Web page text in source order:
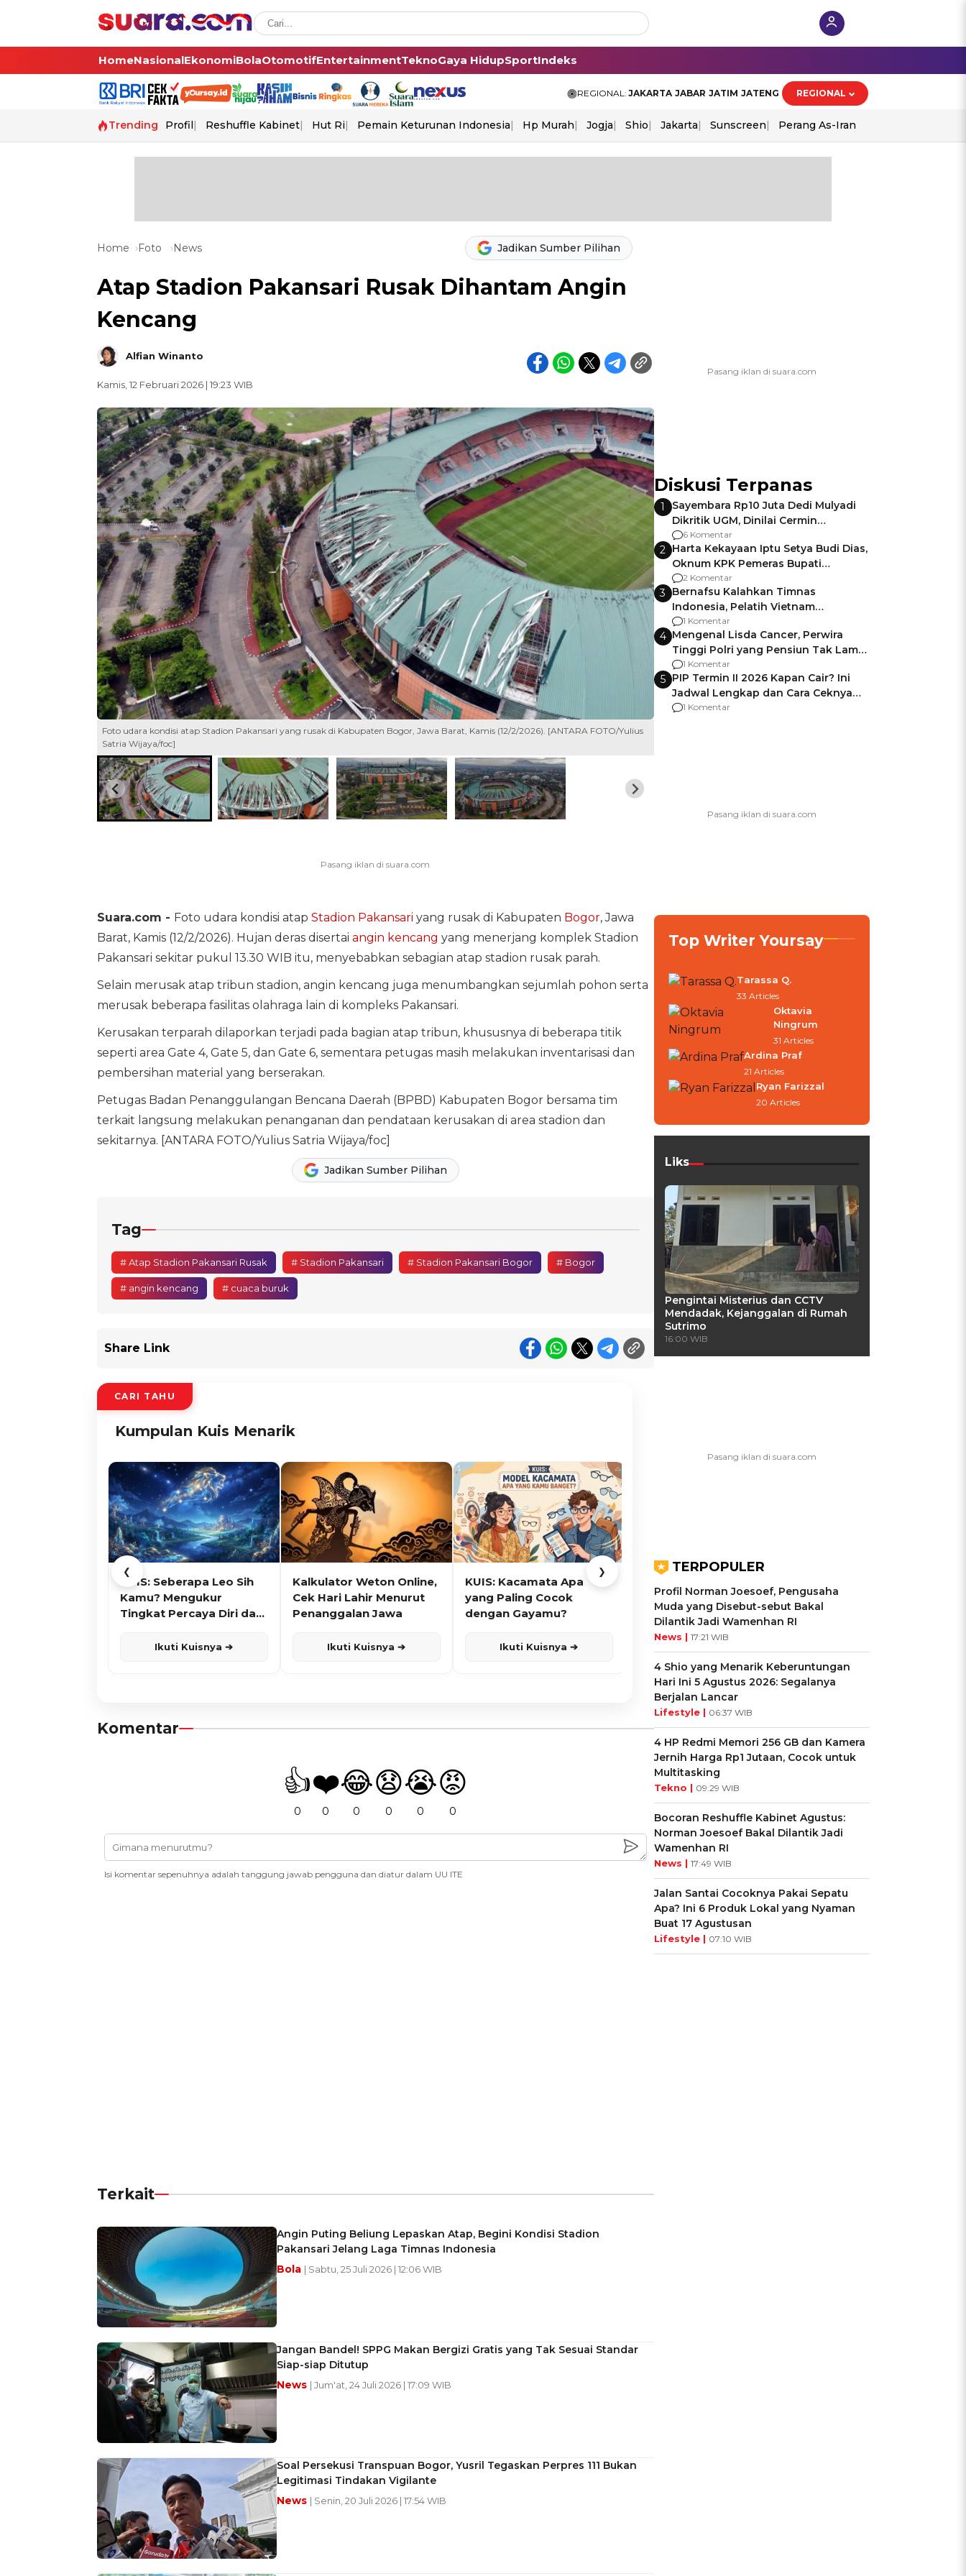
HomeNasionalEkonomiBolaOtomotifEntertainmentTeknoGaya HidupSportIndeks
REGIONAL: JAKARTA JABAR JATIM JATENG REGIONAL
Trending Profil Reshuffle Kabinet Hut Ri Pemain Keturunan Indonesia Hp Murah Jogja Shio Jakarta Sunscreen Perang As-Iran
Home Foto News Jadikan Sumber Pilihan
Atap Stadion Pakansari Rusak Dihantam Angin
Kencang
Alfian Winanto
Kamis, 12 Februari 2026 | 19:23 WIB
Foto udara kondisi atap Stadion Pakansari yang rusak di Kabupaten Bogor, Jawa Barat, Kamis (12/2/2026). [ANTARA FOTO/Yulius
Satria Wijaya/foc]
Suara.com - Foto udara kondisi atap Stadion Pakansari yang rusak di Kabupaten Bogor, Jawa
Barat, Kamis (12/2/2026). Hujan deras disertai angin kencang yang menerjang komplek Stadion
Pakansari sekitar pukul 13.30 WIB itu, menyebabkan sebagian atap stadion rusak parah.
Selain merusak atap tribun stadion, angin kencang juga menumbangkan sejumlah pohon serta
merusak beberapa fasilitas olahraga lain di kompleks Pakansari.
Kerusakan terparah dilaporkan terjadi pada bagian atap tribun, khususnya di beberapa titik
seperti area Gate 4, Gate 5, dan Gate 6, sementara petugas masih melakukan inventarisasi dan
pembersihan material yang berserakan.
Petugas Badan Penanggulangan Bencana Daerah (BPBD) Kabupaten Bogor bersama tim
terkait langsung melakukan penanganan dan pendataan kerusakan di area stadion dan
sekitarnya. [ANTARA FOTO/Yulius Satria Wijaya/foc]
Jadikan Sumber Pilihan
Tag
# Atap Stadion Pakansari Rusak # Stadion Pakansari # Stadion Pakansari Bogor # Bogor
# angin kencang # cuaca buruk
Share Link
CARI TAHU
Kumpulan Kuis Menarik
❮
KUIS: Seberapa Leo Sih
Kamu? Mengukur
Tingkat Percaya Diri dan
Ikuti Kuisnya ➔
Kalkulator Weton Online,
Cek Hari Lahir Menurut
Penanggalan Jawa
Ikuti Kuisnya ➔
KUIS: Kacamata Apa
yang Paling Cocok
dengan Gayamu?
Ikuti Kuisnya ➔
Cocok dengan
Kepribadianmu?
Kamu dengan Si Zodiak
Cancer?
❯
Komentar
👍
0
❤️
0
😂
0
😧
0
😭
0
😡
0
Isi komentar sepenuhnya adalah tanggung jawab pengguna dan diatur dalam UU ITE
Terkait
Angin Puting Beliung Lepaskan Atap, Begini Kondisi Stadion
Pakansari Jelang Laga Timnas Indonesia
Bola | Sabtu, 25 Juli 2026 | 12:06 WIB
Jangan Bandel! SPPG Makan Bergizi Gratis yang Tak Sesuai Standar
Siap-siap Ditutup
News | Jum'at, 24 Juli 2026 | 17:09 WIB
Soal Persekusi Transpuan Bogor, Yusril Tegaskan Perpres 111 Bukan
Legitimasi Tindakan Vigilante
News | Senin, 20 Juli 2026 | 17:54 WIB
Diskusi Terpanas
1
Sayembara Rp10 Juta Dedi Mulyadi
Dikritik UGM, Dinilai Cermin
Gagalnya Negara Jamin Keamanan
6 Komentar
2 Harta Kekayaan Iptu Setya Budi Dias,
Oknum KPK Pemeras Bupati
Pemalang
2 Komentar
3 Bernafsu Kalahkan Timnas
Indonesia, Pelatih Vietnam
Berencana Pakai Jimat di Pakansari
1 Komentar
4 Mengenal Lisda Cancer, Perwira
Tinggi Polri yang Pensiun Tak Lama
Usai Jadi Brigjen
1 Komentar
5 PIP Termin II 2026 Kapan Cair? Ini
Jadwal Lengkap dan Cara Ceknya
agar Dana Tidak Hangus!
1 Komentar
Top Writer Yoursay
Tarassa Q.
33 Articles
Oktavia
Ningrum
31 Articles
Ardina Praf
21 Articles
Ryan Farizzal
20 Articles
Liks
Pengintai Misterius dan CCTV
Mendadak, Kejanggalan di Rumah
Sutrimo
16:00 WIB
TERPOPULER
Profil Norman Joesoef, Pengusaha
Muda yang Disebut-sebut Bakal
Dilantik Jadi Wamenhan RI
News | 17:21 WIB
4 Shio yang Menarik Keberuntungan
Hari Ini 5 Agustus 2026: Segalanya
Berjalan Lancar
Lifestyle | 06:37 WIB
4 HP Redmi Memori 256 GB dan Kamera
Jernih Harga Rp1 Jutaan, Cocok untuk
Multitasking
Tekno | 09:29 WIB
Bocoran Reshuffle Kabinet Agustus:
Norman Joesoef Bakal Dilantik Jadi
Wamenhan RI
News | 17:49 WIB
Jalan Santai Cocoknya Pakai Sepatu
Apa? Ini 6 Produk Lokal yang Nyaman
Buat 17 Agustusan
Lifestyle | 07:10 WIB